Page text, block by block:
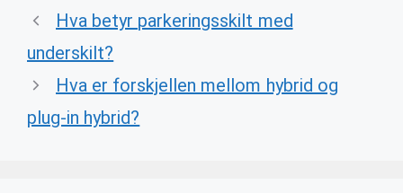
Hva betyr parkeringsskilt med
underskilt?
Hva er forskjellen mellom hybrid og
plug-in hybrid?